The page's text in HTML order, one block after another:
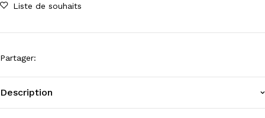
Liste de souhaits
Partager:
Description